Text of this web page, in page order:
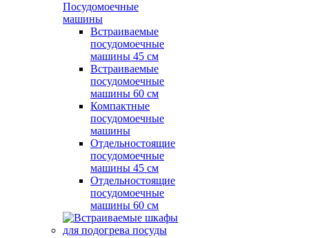
Посудомоечные
машины
Встраиваемые
посудомоечные
машины 45 см
Встраиваемые
посудомоечные
машины 60 см
Компактные
посудомоечные
машины
Отдельностоящие
посудомоечные
машины 45 см
Отдельностоящие
посудомоечные
машины 60 см